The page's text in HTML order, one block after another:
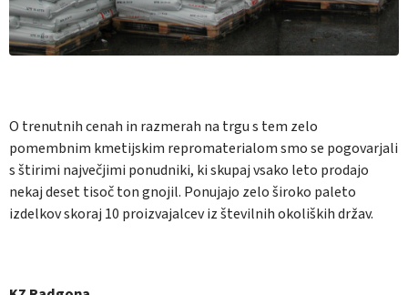
O trenutnih cenah in razmerah na trgu s tem zelo
pomembnim kmetijskim repromaterialom smo se pogovarjali
s štirimi največjimi ponudniki, ki skupaj vsako leto prodajo
nekaj deset tisoč ton gnojil. Ponujajo zelo široko paleto
izdelkov skoraj 10 proizvajalcev iz številnih okoliških držav.